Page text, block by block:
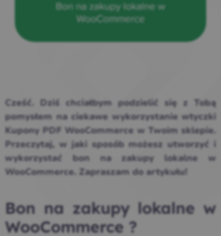
Cześć. Dziś chciałbym podzielić się z Tobą
pomysłem na ciekawe wykorzystanie wtyczki
Kupony PDF WooCommerce w Twoim sklepie.
Przeczytaj, w jaki sposób możesz utworzyć i
wykorzystać bon na zakupy lokalne w
WooCommerce. Zapraszam do artykułu!
Bon na zakupy lokalne w
WooCommerce ?